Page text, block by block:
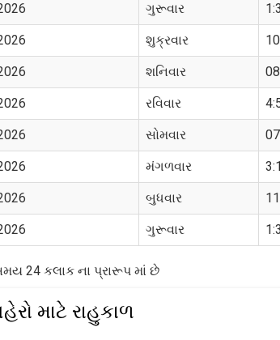
ગુરૂવાર
શુક્રવાર
શનિવાર
રવિવાર
સોમવાર
મંગળવાર
બુધવાર
ગુરૂવાર
24 કલાક ના પ્રારૂપ માં છે
માટે રાહુકાળ